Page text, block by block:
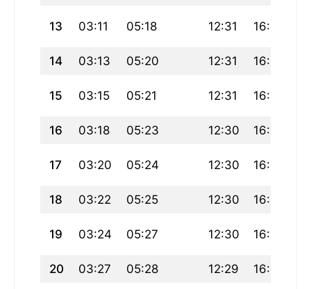
13 03:11 05:18 12:31 16:29
14 03:13 05:20 12:31 16:28
15 03:15 05:21 12:31 16:27
16 03:18 05:23 12:30 16:26
17 03:20 05:24 12:30 16:25
18 03:22 05:25 12:30 16:24
19 03:24 05:27 12:30 16:23
20 03:27 05:28 12:29 16:22